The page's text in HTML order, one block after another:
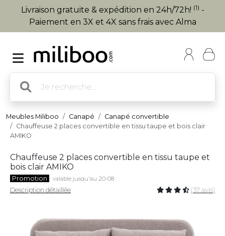
Livraison gratuite & expédition en 24h/72h! (1) -
Paiement en 3X et 4X sans frais avec Alma
Meubles Miliboo Canapé
Canapé convertible
Chauffeuse 2 places convertible en tissu taupe et bois clair
AMIKO
Chauffeuse 2 places convertible en tissu taupe et
bois clair AMIKO
Promotion valable jusqu'au 20-08
Description détaillée (37 avis)